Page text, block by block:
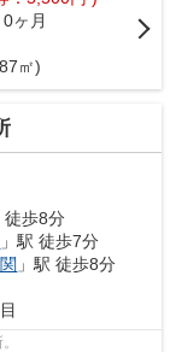
0ヶ月
㎡)
徒歩8分
」駅 徒歩7分
」駅 徒歩8分